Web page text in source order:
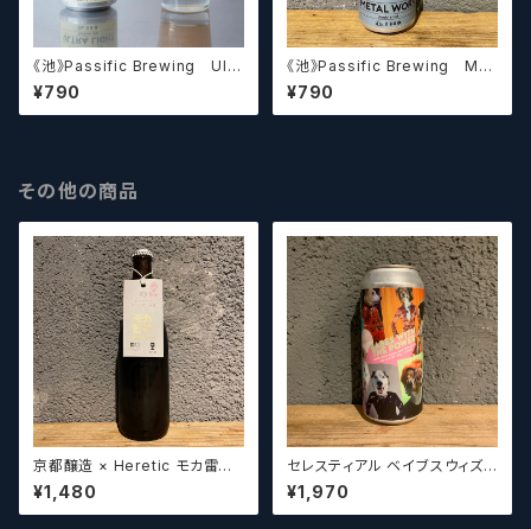
《池》Passific Brewing Ultr
a Light パシフィック ウルトラ
ライト 【クラフトビール】
¥790
《池》Passific Brewing Met
al Work パシフィック メタルワ
ーク 【クラフトビール】
¥790
その他の商品
京都醸造 × Heretic モカ雷神 /
Kyoto × Heretic MOCHA T
HUNDER【クラフトビールシザ
ーズ】
¥1,480
セレスティアル ベイブスウィズ
ザパワー / Celestial Beerwo
rks Babes With the Power
¥1,970